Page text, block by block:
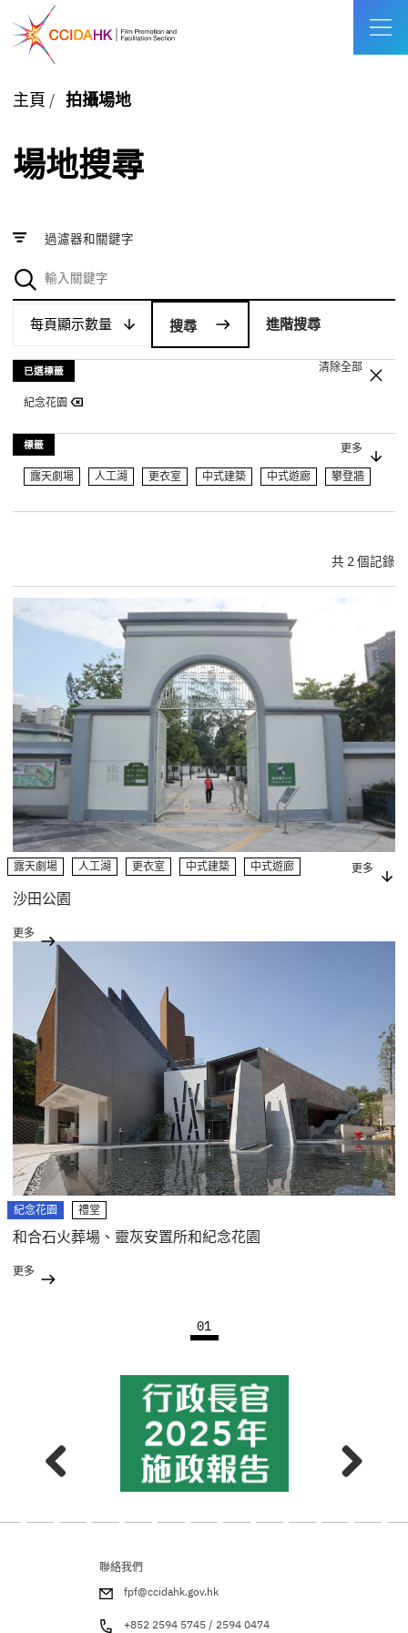
主頁 / 拍攝場地
場地搜尋
過濾器和關鍵字
每頁顯示數量 進階搜尋
已選標籤
紀念花園
清除全部
標籤
露天劇場 人工湖 更衣室 中式建築 中式遊廊
攀登牆
更多
共 2 個記錄
露天劇場 人工湖 更衣室 中式建築
中式遊廊
攀登牆
展館
更多
沙田公園
更多
紀念花園 禮堂
和合石火葬場、靈灰安置所和紀念花園
更多
01
聯絡我們
fpf@ccidahk.gov.hk
+852 2594 5745 / 2594 0474